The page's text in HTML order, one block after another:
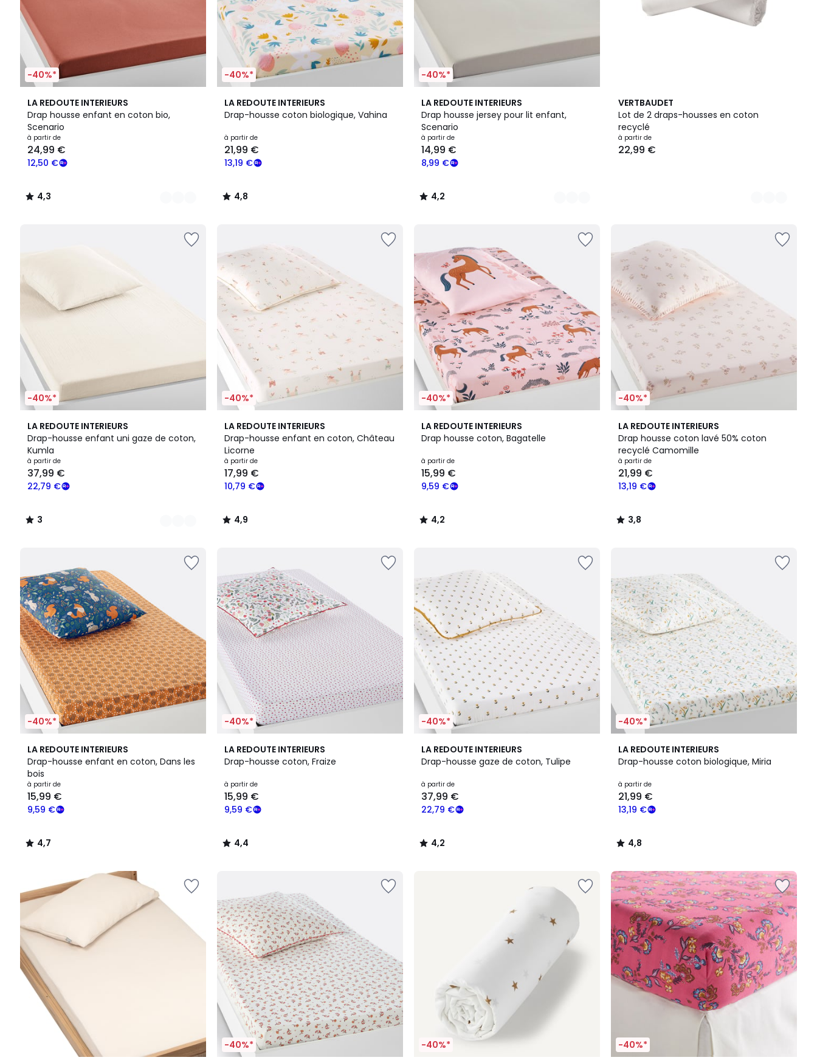
-40%*
LA REDOUTE INTERIEURS
Drap housse enfant en coton bio,
Scenario
à partir de
12,50 €
24,99 €
4,3
/ 5
5
Couleurs
4,3
/
-40%*
LA REDOUTE INTERIEURS
Drap-housse coton biologique, Vahina
à partir de
13,19 €
21,99 €
4,8
/ 5
4,8
/
-40%*
LA REDOUTE INTERIEURS
Drap housse jersey pour lit enfant,
Scenario
à partir de
8,99 €
14,99 €
4,2
/ 5
8
Couleurs
4,2
/
VERTBAUDET
Lot de 2 draps-housses en coton
recyclé
à partir de
22,99 €
4
Couleurs
-40%*
LA REDOUTE INTERIEURS
Drap-housse enfant uni gaze de coton,
Kumla
à partir de
22,79 €
37,99 €
3
/
5
17
Couleurs
3
/
-40%*
LA REDOUTE INTERIEURS
Drap-housse enfant en coton, Château
Licorne
à partir de
10,79 €
17,99 €
4,9
/ 5
4,9
/
-40%*
LA REDOUTE INTERIEURS
Drap housse coton, Bagatelle
à partir de
9,59 €
15,99 €
4,2
/ 5
4,2
/
-40%*
LA REDOUTE INTERIEURS
Drap housse coton lavé 50% coton
recyclé Camomille
à partir de
13,19 €
21,99 €
3,8
/ 5
3,8
/
-40%*
LA REDOUTE INTERIEURS
Drap-housse enfant en coton, Dans les
bois
à partir de
9,59 €
15,99 €
4,7
/ 5
4,7
/
-40%*
LA REDOUTE INTERIEURS
Drap-housse coton, Fraize
à partir de
9,59 €
15,99 €
4,4
/ 5
4,4
/
-40%*
LA REDOUTE INTERIEURS
Drap-housse gaze de coton, Tulipe
à partir de
22,79 €
37,99 €
4,2
/ 5
4,2
/
-40%*
LA REDOUTE INTERIEURS
Drap-housse coton biologique, Miria
à partir de
13,19 €
21,99 €
4,8
/ 5
4,8
/
-40%* -40%* -40%*